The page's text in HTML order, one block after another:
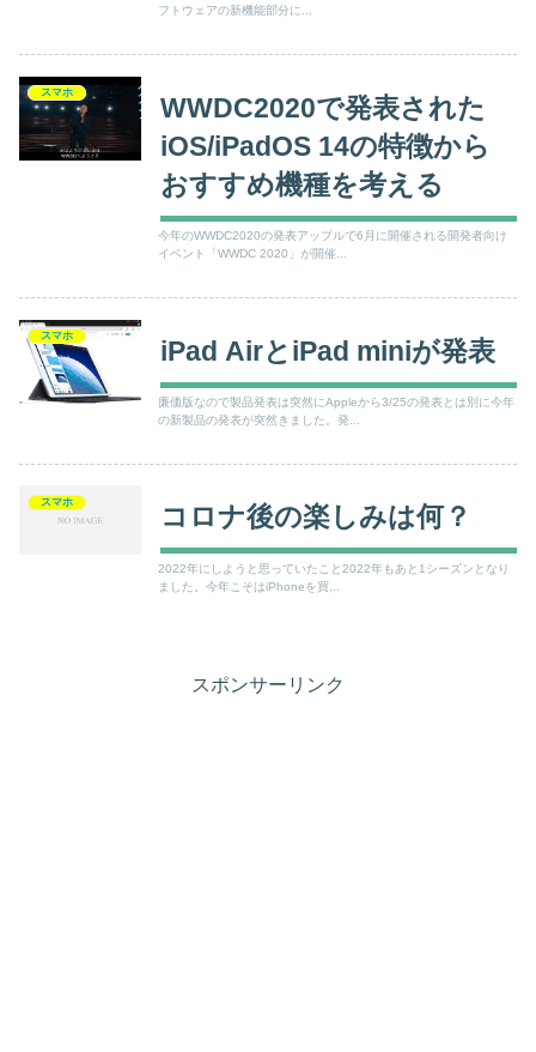
フトウェアの新機能部分に...
スマホ
WWDC2020で発表された
iOS/iPadOS 14の特徴から
おすすめ機種を考える
今年のWWDC2020の発表アップルで6月に開催される開発者向け
イベント「WWDC 2020」が開催...
スマホ iPad AirとiPad miniが発表
廉価版なので製品発表は突然にAppleから3/25の発表とは別に今年
の新製品の発表が突然きました。発...
スマホ コロナ後の楽しみは何？
2022年にしようと思っていたこと2022年もあと1シーズンとなり
ました。今年こそはiPhoneを買...
スポンサーリンク